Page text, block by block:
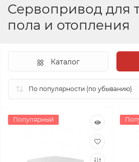
Сервопривод для
пола и отопления
Каталог
Популярный